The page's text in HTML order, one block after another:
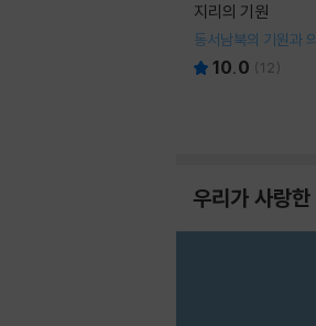
지리의 기원
동서남북의 기원과
10.0 (12)
우리가 사랑